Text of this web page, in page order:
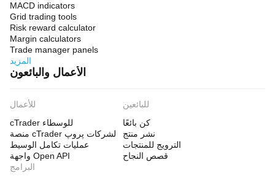
MACD indicators
Grid trading tools
Risk reward calculator
Margin calculators
Trade manager panels
المزيد
الأعمال والبائعون
للأعمال
cTrader للوسطاء
منصة cTrader لشركات پروپ
عمليات تكامل الوسيط
واجهة Open API
للبائعين
كن بائعًا
نشر منتج
الترويج للمنتجات
قصص النجاح
البرامج